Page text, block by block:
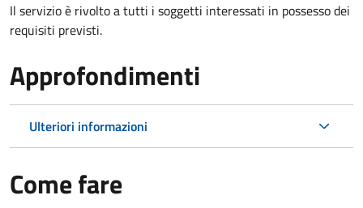
Il servizio è rivolto a tutti i soggetti interessati in possesso dei
requisiti previsti.
Approfondimenti
Ulteriori informazioni
Come fare